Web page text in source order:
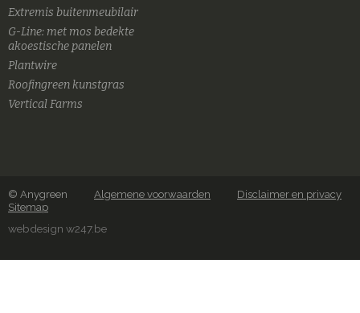
Extremis buitenmeubilair
G-Line: met mos bedekte
akoestische panelen
Plantwire
Roofingreen kunstgras
Vertical Farms
© Anygreen Algemene voorwaarden
Disclaimer en privacy
Sitemap
webdesign w247.be